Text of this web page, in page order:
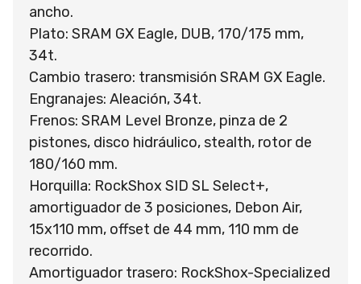
ancho.
Plato: SRAM GX Eagle, DUB, 170/175 mm,
34t.
Cambio trasero: transmisión SRAM GX Eagle.
Engranajes: Aleación, 34t.
Frenos: SRAM Level Bronze, pinza de 2
pistones, disco hidráulico, stealth, rotor de
180/160 mm.
Horquilla: RockShox SID SL Select+,
amortiguador de 3 posiciones, Debon Air,
15x110 mm, offset de 44 mm, 110 mm de
recorrido.
Amortiguador trasero: RockShox-Specialized